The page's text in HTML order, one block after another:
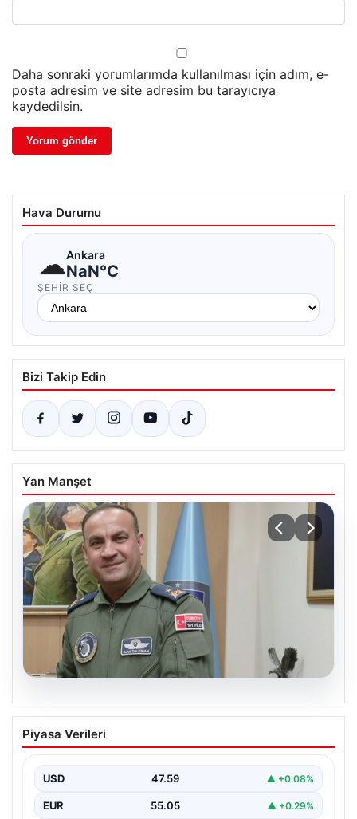
Daha sonraki yorumlarımda kullanılması için adım, e-
posta adresim ve site adresim bu tarayıcıya
kaydedilsin.
Hava Durumu
☁Ankara
NaN°C
ŞEHIR SEÇ
Bizi Takip Edin
Yan Manşet
05.08.2026
Rafet Dalkıran kimdir? Yeni Hava
Kuvvetleri Komutanı Rafet Dalkıran’ın
Piyasa Verileri
USD 47.59 ▲ +0.08%
EUR 55.05 ▲ +0.29%